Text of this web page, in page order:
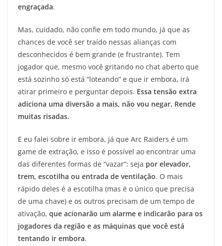
engraçada.
Mas, cuidado, não confie em todo mundo, já que as
chances de você ser traído nessas alianças com
desconhecidos é bem grande (e frustrante). Tem
jogador que, mesmo você gritando no chat aberto que
está sozinho só está “loteando” e que ir embora, irá
atirar primeiro e perguntar depois. Essa tensão extra
adiciona uma diversão a mais, não vou negar. Rende
muitas risadas.
E eu falei sobre ir embora, já que Arc Raiders é um
game de extração, e isso é possível ao encontrar uma
das diferentes formas de “vazar”: seja por elevador,
trem, escotilha ou entrada de ventilação. O mais
rápido deles é a escotilha (mas é o único que precisa
de uma chave) e os outros precisam de um tempo de
ativação, que acionarão um alarme e indicarão para os
jogadores da região e as máquinas que você está
tentando ir embora.